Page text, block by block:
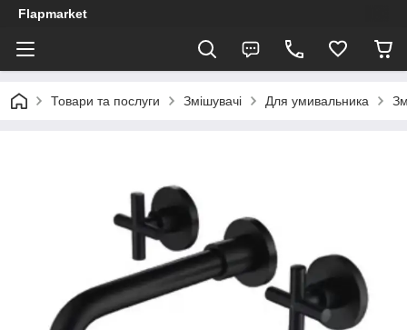
Flapmarket
Товари та послуги Змішувачі Для умивальника